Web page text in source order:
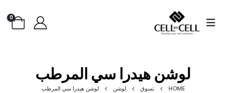
0
لوشن هيدرا سي المرطب
HOME تسوق لوشن لوشن هيدرا سي المرطب